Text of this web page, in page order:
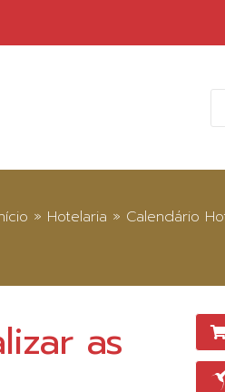
» Hotelaria » Calendário
as